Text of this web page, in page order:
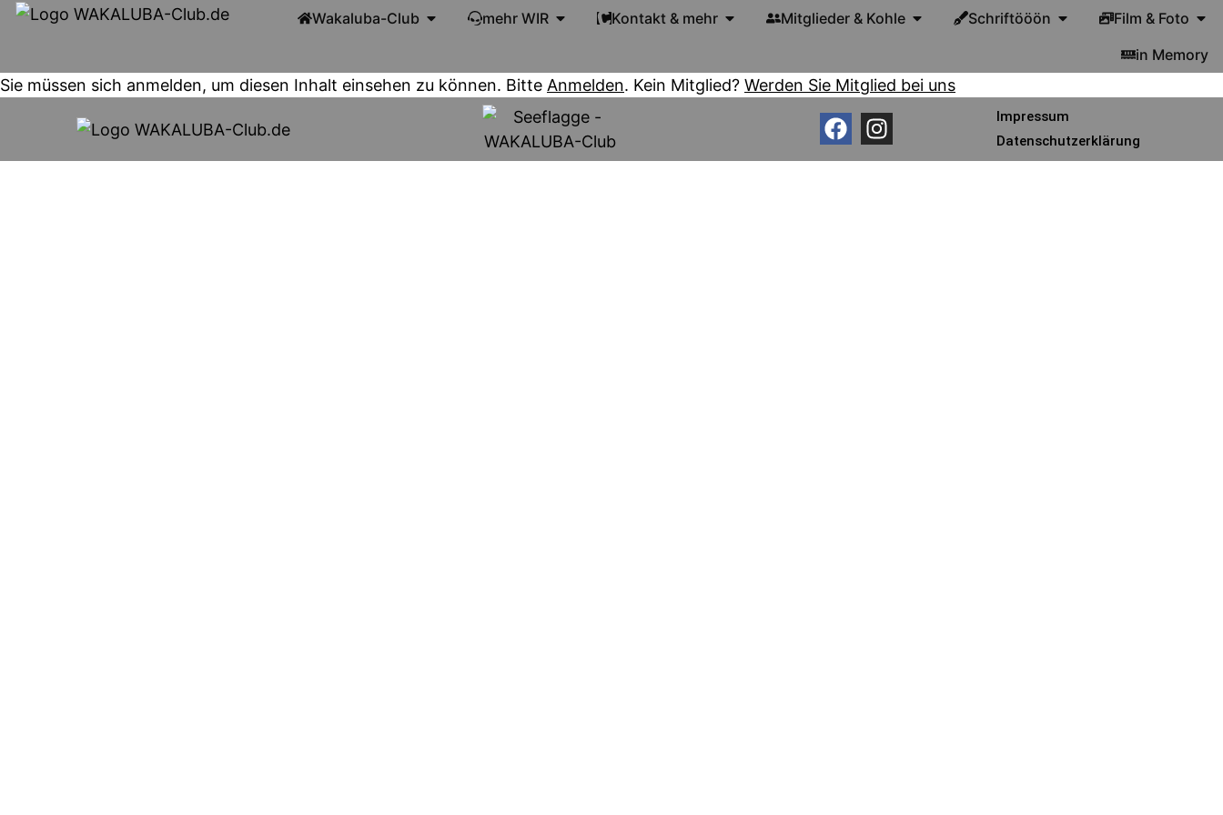
Wakaluba-Club mehr WIR Kontakt & mehr Mitglieder & Kohle Schriftööön
Film & Foto
in Memory
Sie müssen sich anmelden, um diesen Inhalt einsehen zu können. Bitte Anmelden. Kein Mitglied? Werden Sie Mitglied bei uns
Impressum
Datenschutzerklärung